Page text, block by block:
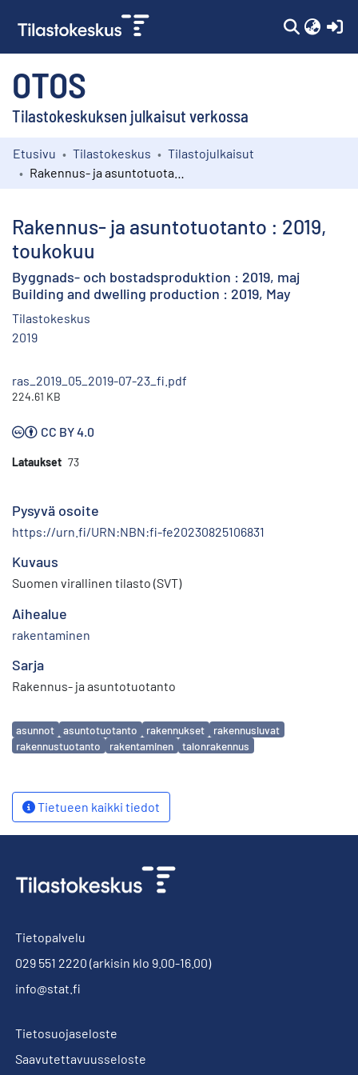
OTOS
Tilastokeskuksen julkaisut verkossa
Kokoelmat
Etusivu Tilastokeskus
Tilastojulkaisut
Rakennus- ja asuntotuotanto : 2019,
toukokuu
Byggnads- och bostadsproduktion : 2019, maj
Building and dwelling production : 2019, May
Tilastokeskus
2019
ras_2019_05_2019-07-23_fi.pdf
224.61 KB
CC BY 4.0
Lataukset 73
Pysyvä osoite
https://urn.fi/URN:NBN:fi-fe20230825106831
Kuvaus
Suomen virallinen tilasto (SVT)
Aihealue
rakentaminen
Sarja
Rakennus- ja asuntotuotanto
Avainsanat
asunnot asuntotuotanto rakennukset
rakennusluvat
rakennustuotanto
rakentaminen talonrakennus
Tietueen kaikki tiedot
Tietopalvelu
029 551 2220 (arkisin klo 9.00-16.00)
info@stat.fi
Tietosuojaseloste
Saavutettavuusseloste